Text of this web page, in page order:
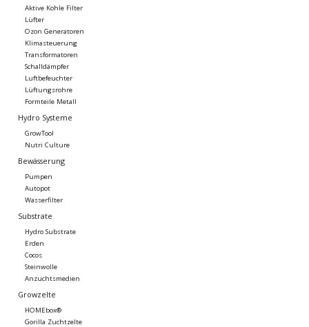
Aktive Kohle Filter
Lüfter
Ozon Generatoren
Klimasteuerung
Transformatoren
Schalldämpfer
Luftbefeuchter
Lüftungsrohre
Formteile Metall
Hydro Systeme
GrowTool
Nutri Culture
Bewässerung
Pumpen
Autopot
Wasserfilter
Substrate
Hydro Substrate
Erden
Cocos
Steinwolle
Anzuchtsmedien
Growzelte
HOMEbox®
Gorilla Zuchtzelte